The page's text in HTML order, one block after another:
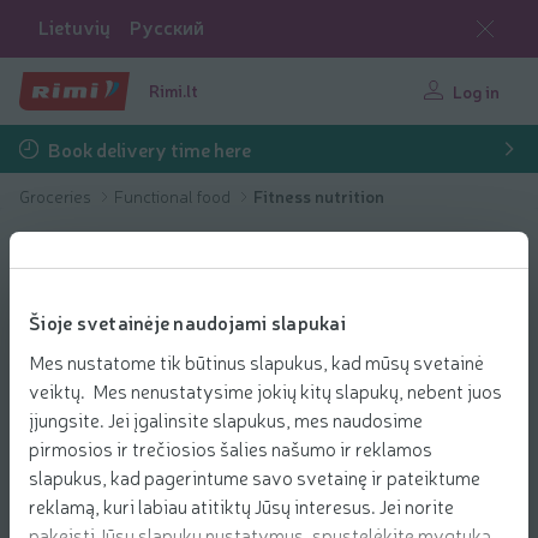
Šioje svetainėje naudojami slapukai
Mes nustatome tik būtinus slapukus, kad mūsų svetainė
veiktų. Mes nenustatysime jokių kitų slapukų, nebent juos
įjungsite. Jei įgalinsite slapukus, mes naudosime
pirmosios ir trečiosios šalies našumo ir reklamos
slapukus, kad pagerintume savo svetainę ir pateiktume
reklamą, kuri labiau atitiktų Jūsų interesus. Jei norite
Lietuvių Русский
Rimi.lt Log in
Book delivery time here
Groceries Functional food Fitness nutrition